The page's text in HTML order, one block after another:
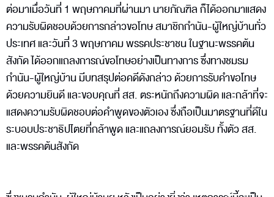
ต่อมาเมื่อวันที่ 1 พฤษภาคมที่ผ่านมา นายภัณฑิล ก็ได้ออกมาแสดง
ความรับผิดชอบด้วยการกล่าวขอโทษ สมาชิกกำนัน-ผู้ใหญ่บ้านทั่ว
ประเทศ และวันที่ 3 พฤษภาคม พรรคประชาชน ในฐานะพรรคต้น
สังกัด ได้ออกแถลงการณ์ขอโทษอย่างเป็นทางการ ซึ่งทางชมรม
กำนัน-ผู้ใหญ่บ้าน มีบทสรุปต่อคดีดังกล่าว ด้วยการรับคำขอโทษ
ด้วยความยินดี และขอบคุณที่ สส. ตระหนักถึงความผิด และกล้าที่จะ
แสดงความรับผิดชอบต่อคำพูดของตัวเอง ซึ่งถือเป็นมาตรฐานที่ดีใน
ระบอบประชาธิปไตยที่กล้าพูด และแถลงการณ์ยอมรับ ทั้งตัว สส.
และพรรคต้นสังกัด